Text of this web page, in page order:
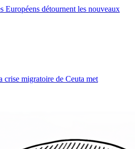
Européens détournent les nouveaux
crise migratoire de Ceuta met